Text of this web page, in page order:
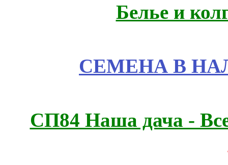
Белье и
СЕМЕНА В
СП84 Наша дача -